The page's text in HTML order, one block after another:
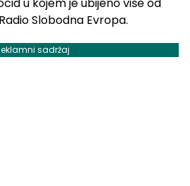
u kojem je ubijeno više od
Slobodna Evropa.
sadržaj